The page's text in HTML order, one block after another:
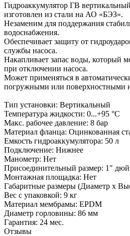
Гидроаккумулятор ГВ
изготовлен из стали на АО «БЭЗ».
Незаменим для поддержания
водоснабжения.
Обеспечивает защиту от
службы насоса.
Накапливает запас воды, который
при отключении насоса.
Может применяться в
погружными или поверхностными
Тип установки: Вертикальный
Температура жидкости: 0...+95 °С
Макс. рабочее давление: 8 бар
Материал фланца: Оцинкованная
Емкость гидроаккумулятора: 50 л
Подключение: Нижнее
Манометр: Нет
Присоединительный размер: 1"
Монтажная площадка: Нет
Габаритные размеры (Диаметр х
Вес с упаковкой: 9 кг
Материал мембрамы: EPDM
Диаметр горловины: 86 мм
Гарантия: 24 мес.
Отзывы